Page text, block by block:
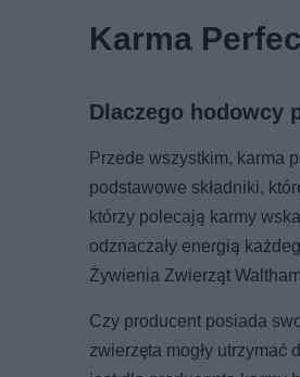
Karma
Dlaczego hodowcy
Przede wszystkim, karma
podstawowe składniki,
którzy polecają karmy
odznaczały energią
Żywienia Zwierząt
Czy producent posiada
zwierzęta mogły